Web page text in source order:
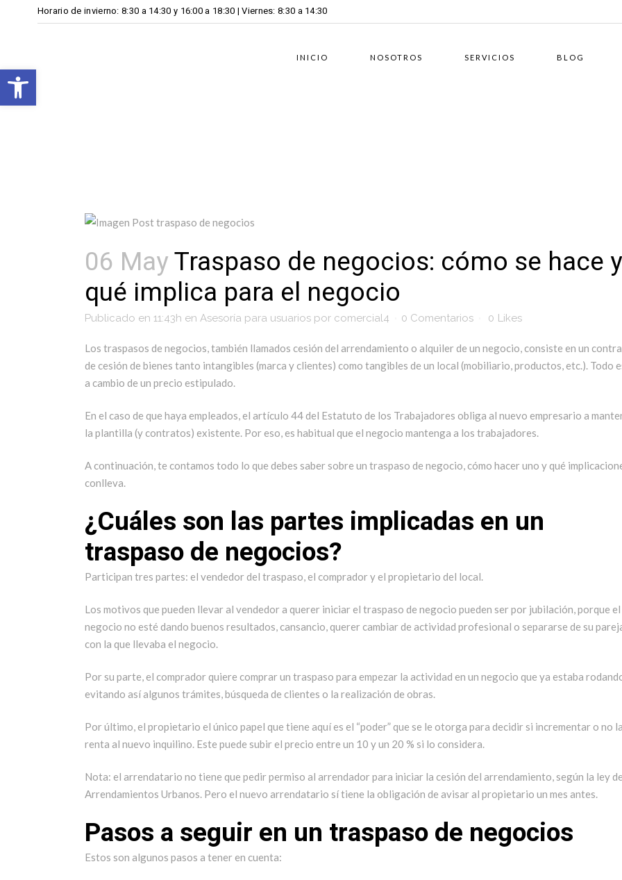
Horario de invierno: 8:30 a 14:30 y 16:00 a 18:30 | Viernes: 8:30 a 14:30
INICIO NOSOTROS SERVICIOS BLOG
06 MayTraspaso de negocios: cómo se hace y
qué implica para el negocio
Publicado en 11:43h en Asesoría para usuarios por comercial4 0 Comentarios 0 Likes
Los traspasos de negocios, también llamados cesión del arrendamiento o alquiler de un negocio, consiste en un
de cesión de bienes tanto intangibles (marca y clientes) como tangibles de un local (mobiliario, productos, etc.). Todo
a cambio de un precio estipulado.
En el caso de que haya empleados, el artículo 44 del Estatuto de los Trabajadores obliga al nuevo empresario a
la plantilla (y contratos) existente. Por eso, es habitual que el negocio mantenga a los trabajadores.
A continuación, te contamos todo lo que debes saber sobre un traspaso de negocio, cómo hacer uno y qué
conlleva.
¿Cuáles son las partes implicadas en un
traspaso de negocios?
Participan tres partes: el vendedor del traspaso, el comprador y el propietario del local.
Los motivos que pueden llevar al vendedor a querer iniciar el traspaso de negocio pueden ser por jubilación, porque el
negocio no esté dando buenos resultados, cansancio, querer cambiar de actividad profesional o separarse de su
con la que llevaba el negocio.
Por su parte, el comprador quiere comprar un traspaso para empezar la actividad en un negocio que ya estaba
evitando así algunos trámites, búsqueda de clientes o la realización de obras.
Por último, el propietario el único papel que tiene aquí es el “poder” que se le otorga para decidir si incrementar o no la
renta al nuevo inquilino. Este puede subir el precio entre un 10 y un 20 % si lo considera.
Nota: el arrendatario no tiene que pedir permiso al arrendador para iniciar la cesión del arrendamiento, según la ley de
Arrendamientos Urbanos. Pero el nuevo arrendatario sí tiene la obligación de avisar al propietario un mes antes.
Pasos a seguir en un traspaso de negocios
Estos son algunos pasos a tener en cuenta:
Open toolbar